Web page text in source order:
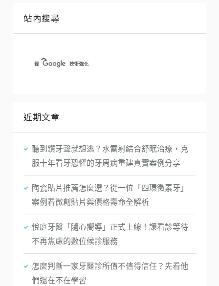
站內搜尋
近期文章
聽到鑽牙聲就想逃？水雷射結合舒眠治療，克
服十年看牙恐懼的牙周病重建真實案例分享
陶瓷貼片推薦怎麼選？從一位「四環黴素牙」
案例看微創貼片與價格壽命全解析
悅庭牙醫「隨心嚮導」正式上線！讓看診等待
不再焦慮的數位候診服務
怎麼判斷一家牙醫診所值不值得信任？先看他
們還在不在學習